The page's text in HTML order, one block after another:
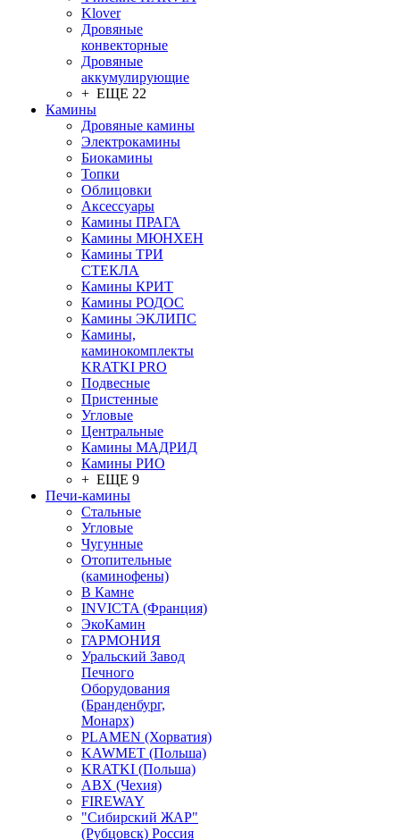
Klover
Дровяные
конвекторные
Дровяные
аккумулирующие
+ ЕЩЕ 22
Камины
Дровяные камины
Электрокамины
Биокамины
Топки
Облицовки
Аксессуары
Камины ПРАГА
Камины МЮНХЕН
Камины ТРИ
СТЕКЛА
Камины КРИТ
Камины РОДОС
Камины ЭКЛИПС
Камины,
каминокомплекты
KRATKI PRO
Подвесные
Пристенные
Угловые
Центральные
Камины МАДРИД
Камины РИО
+ ЕЩЕ 9
Печи-камины
Стальные
Угловые
Чугунные
Отопительные
(каминофены)
В Камне
INVICTA (Франция)
ЭкоКамин
ГАРМОНИЯ
Уральский Завод
Печного
Оборудования
(Бранденбург,
Монарх)
PLAMEN (Хорватия)
KAWMET (Польша)
KRATKI (Польша)
ABX (Чехия)
FIREWAY
"Сибирский ЖАР"
(Рубцовск) Россия